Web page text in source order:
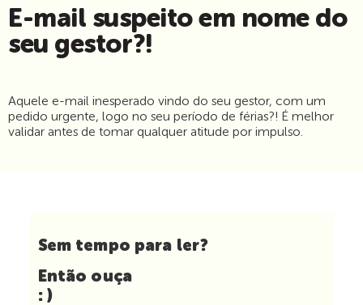
E-mail suspeito em nome do
seu gestor?!
Aquele e-mail inesperado vindo do seu gestor, com um
pedido urgente, logo no seu período de férias?! É melhor
validar antes de tomar qualquer atitude por impulso.
Sem tempo para ler?
Então ouça
: )